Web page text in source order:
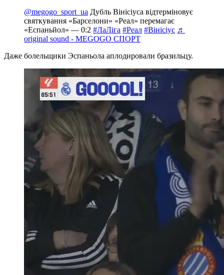
@megogo_sport_ua Дубль Вінісіуса відтерміновує
святкування «Барселони» «Реал» перемагає
«Еспаньйол» — 0:2 #ЛаЛіга #Реал #Вінісіус ♬
original sound - MEGOGO СПОРТ
Даже болельщики Эспаньола аплодировали бразильцу.